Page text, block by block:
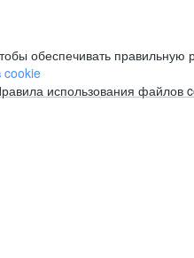
обеспечивать правильную
cookie
использования файлов